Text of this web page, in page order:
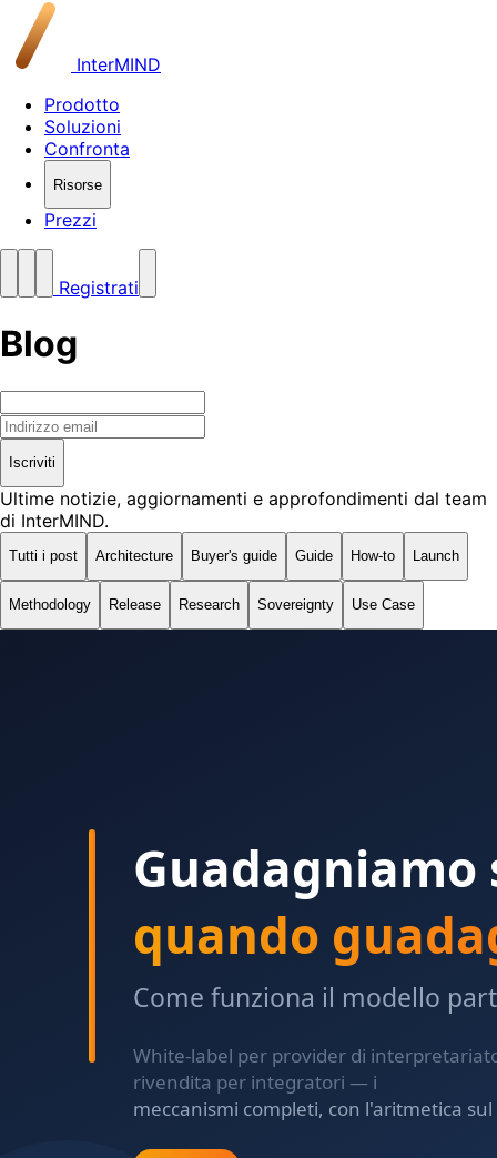
InterMIND
Prodotto
Soluzioni
Confronta
Risorse
Prezzi
Registrati
Blog
Iscriviti
Ultime notizie, aggiornamenti e approfondimenti dal team
di InterMIND.
Tutti i post Architecture Buyer's guide Guide How-to Launch
Methodology Release Research Sovereignty Use Case